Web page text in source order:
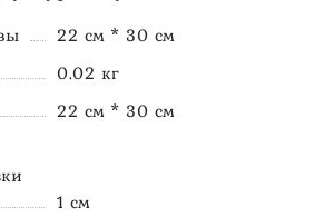
22 см * 30 см
0.02 кг
22 см * 30 см
1 см